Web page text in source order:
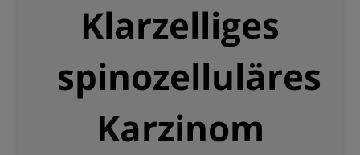
Klarzelliges
spinozelluläres
Karzinom